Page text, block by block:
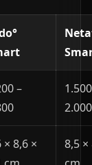
–
2.000
× 8,6 ×
8,5 ×